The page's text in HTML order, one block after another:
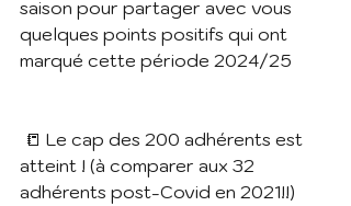
saison pour partager avec vous
quelques points positifs qui ont
marqué cette période 2024/25
📒 Le cap des 200 adhérents est
atteint ! (à comparer aux 32
adhérents post-Covid en 2021!!)